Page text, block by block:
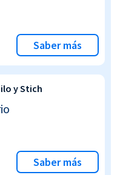
Saber más
y Stich
Saber más